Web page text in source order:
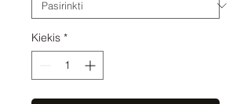
Kiekis *